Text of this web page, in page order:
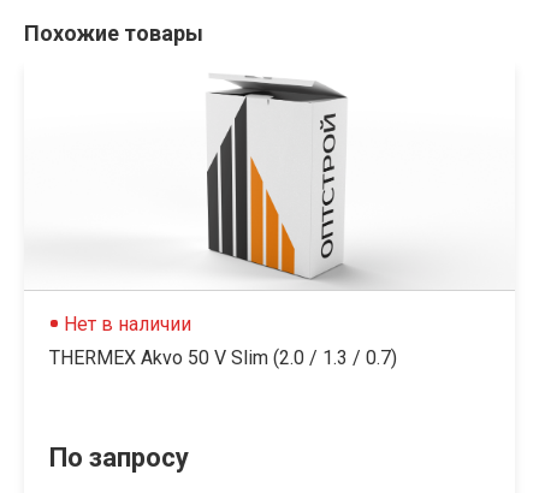
Похожие товары
Нет в наличии
THERMEX Akvo 50 V Slim (2.0 / 1.3 / 0.7)
По запросу